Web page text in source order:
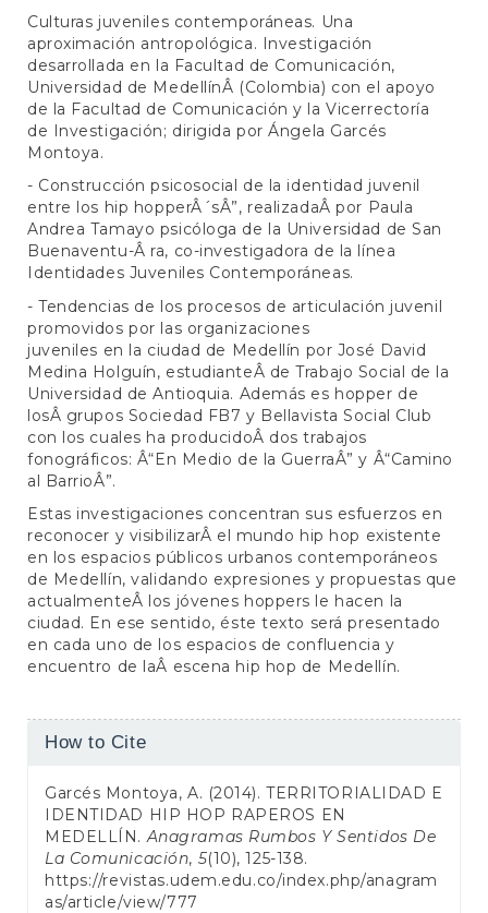
Culturas juveniles contemporáneas. Una
aproximación antropológica. Investigación
desarrollada en la Facultad de Comunicación,
Universidad de MedellínÂ (Colombia) con el apoyo
de la Facultad de Comunicación y la Vicerrectoría
de Investigación; dirigida por Ángela Garcés
Montoya.
- Construcción psicosocial de la identidad juvenil
entre los hip hopperÂ´sÂ”, realizadaÂ por Paula
Andrea Tamayo psicóloga de la Universidad de San
Buenaventu-Â ra, co-investigadora de la línea
Identidades Juveniles Contemporáneas.
- Tendencias de los procesos de articulación juvenil
promovidos por las organizaciones
juveniles en la ciudad de Medellín por José David
Medina Holguín, estudianteÂ de Trabajo Social de la
Universidad de Antioquia. Además es hopper de
losÂ grupos Sociedad FB7 y Bellavista Social Club
con los cuales ha producidoÂ dos trabajos
fonográficos: Â“En Medio de la GuerraÂ” y Â“Camino
al BarrioÂ”.
Estas investigaciones concentran sus esfuerzos en
reconocer y visibilizarÂ el mundo hip hop existente
en los espacios públicos urbanos contemporáneos
de Medellín, validando expresiones y propuestas que
actualmenteÂ los jóvenes hoppers le hacen la
ciudad. En ese sentido, éste texto será presentado
en cada uno de los espacios de confluencia y
encuentro de laÂ escena hip hop de Medellín.
Article
How to Cite
Garcés Montoya, A. (2014). TERRITORIALIDAD E
IDENTIDAD HIP HOP RAPEROS EN
MEDELLÍN.Anagramas Rumbos Y Sentidos De
La Comunicación, 5(10), 125-138.
https://revistas.udem.edu.co/index.php/anagram
as/article/view/777